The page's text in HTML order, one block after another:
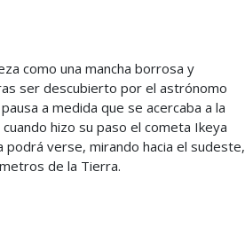
como una mancha borrosa y
ser descubierto por el astrónomo
a medida que se acercaba a la
hizo su paso el cometa Ikeya
podrá verse, mirando hacia el sudeste,
de la Tierra.